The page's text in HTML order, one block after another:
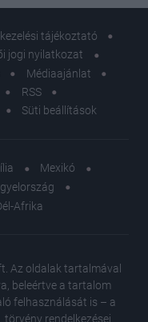
tájékoztató
jogi nyilatkozat
Médiaajánlat
RSS
Süti beállítások
Mexikó
Afrika
Az oldalak tartalmával
beleértve a tartalom
felhasználását is – a
törvény rendelkezései